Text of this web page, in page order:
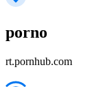
porno
rt.pornhub.com